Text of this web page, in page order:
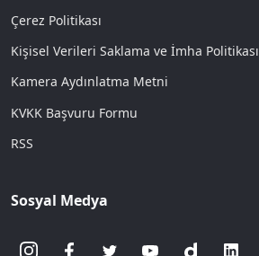
Çerez Politikası
Kişisel Verileri Saklama ve İmha Politikası
Kamera Aydınlatma Metni
KVKK Başvuru Formu
RSS
Sosyal Medya